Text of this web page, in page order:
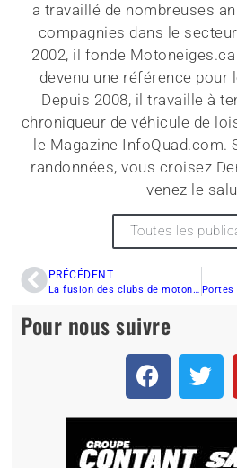
a travaillé de nombreuses
compagnies dans le
2002, il fonde
devenu une référence pour
Depuis 2008, il travaille à
chroniqueur de véhicule de
le Magazine InfoQuad.com.
randonnées, vous croisez
venez le
Toutes les
PRÉCÉDENT
La fusion des clubs de motoneige est une priorité
Pour nous suivre